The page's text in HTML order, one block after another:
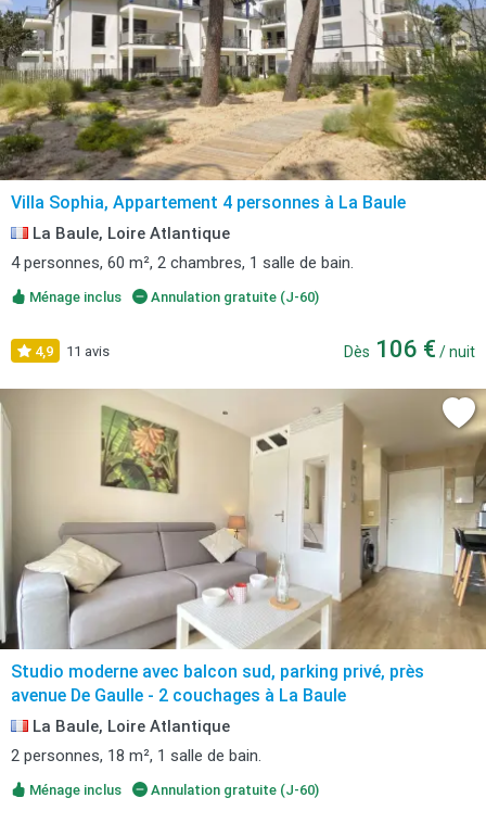
Villa Sophia, Appartement 4 personnes à La Baule
La Baule, Loire Atlantique
4 personnes, 60 m², 2 chambres, 1 salle de bain.
Ménage inclus Annulation gratuite (J-60)
4,9 11 avis Dès 106 € / nuit
Studio moderne avec balcon sud, parking privé, près
avenue De Gaulle - 2 couchages à La Baule
La Baule, Loire Atlantique
2 personnes, 18 m², 1 salle de bain.
Ménage inclus Annulation gratuite (J-60)